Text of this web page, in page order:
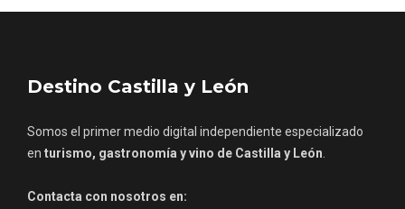
Destino Castilla y León
Somos el primer medio digital independiente especializado
en turismo, gastronomía y vino de Castilla y León
Contacta con nosotros en: